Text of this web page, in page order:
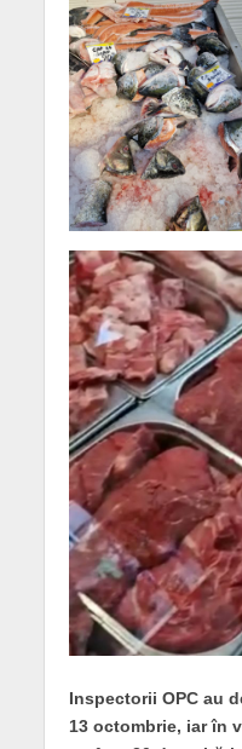
Inspectorii OPC au
13 octombrie, iar în